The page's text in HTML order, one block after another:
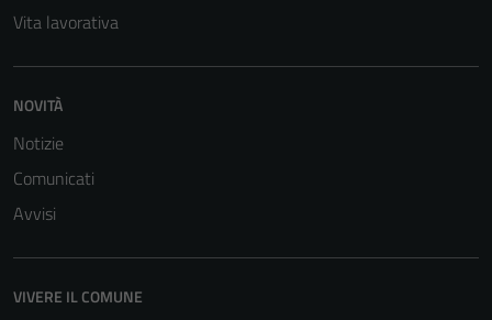
Vita lavorativa
NOVITÀ
Notizie
Comunicati
Avvisi
VIVERE IL COMUNE